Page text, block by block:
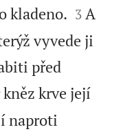
kladeno. 

3 A
vyvede ji
před
kněz krve její
naproti